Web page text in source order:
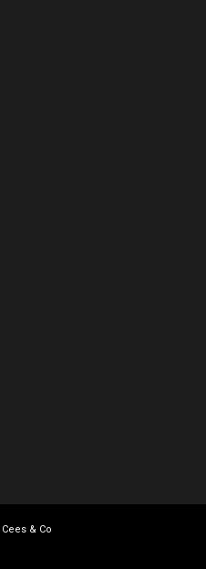
Cees & Co